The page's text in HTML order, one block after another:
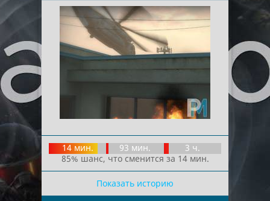
14 мин. 93 мин.
3 ч.
85% шанс, что сменится за 14 мин.
Показать историю